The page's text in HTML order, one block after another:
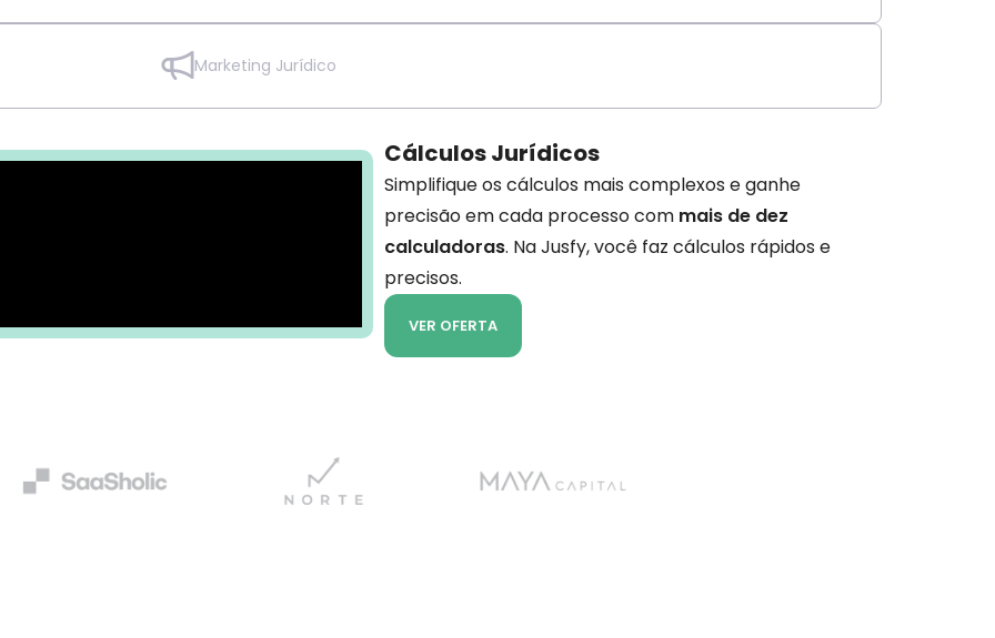
Marketing Jurídico
Cálculos Jurídicos
Simplifique os cálculos mais complexos e ganhe
precisão em cada processo com mais de dez
calculadoras. Na Jusfy, você faz cálculos rápidos e
precisos.
VER OFERTA